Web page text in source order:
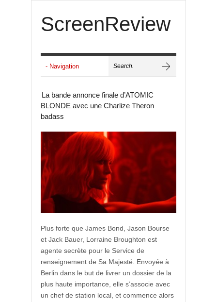
ScreenReview
La bande annonce finale d’ATOMIC
BLONDE avec une Charlize Theron
badass
Plus forte que James Bond, Jason Bourse
et Jack Bauer, Lorraine Broughton est
agente secrète pour le Service de
renseignement de Sa Majesté. Envoyée à
Berlin dans le but de livrer un dossier de la
plus haute importance, elle s’associe avec
un chef de station local, et commence alors